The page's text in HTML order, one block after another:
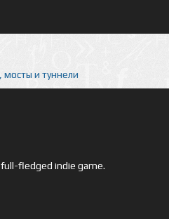
мосты и туннели
fledged indie game.